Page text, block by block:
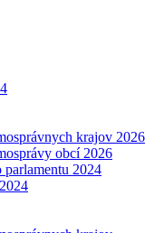
krajov 2026
obcí 2026
2024